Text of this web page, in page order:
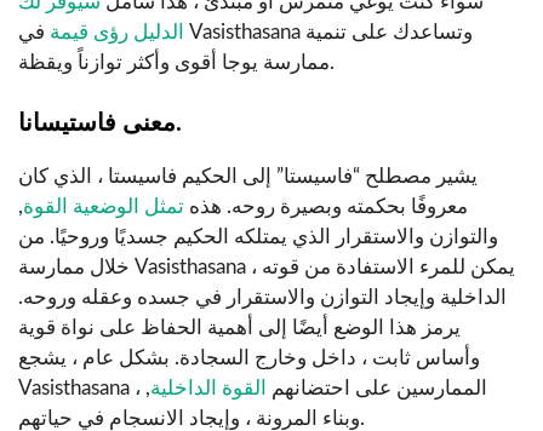
الدليل رؤى قيمة في Vasisthasana وتساعدك على تنمية
ممارسة يوجا أقوى وأكثر توازناً ويقظة.
معنى فاستيسانا.
يشير مصطلح “فاسيستا” إلى الحكيم فاسيستا ، الذي كان
معروفًا بحكمته وبصيرة روحه. هذه تمثل الوضعية القوة,
والتوازن والاستقرار الذي يمتلكه الحكيم جسديًا وروحيًا. من
خلال ممارسة Vasisthasana ، يمكن للمرء الاستفادة من قوته
الداخلية وإيجاد التوازن والاستقرار في جسده وعقله وروحه.
يرمز هذا الوضع أيضًا إلى أهمية الحفاظ على نواة قوية
وأساس ثابت ، داخل وخارج السجادة. بشكل عام ، يشجع
Vasisthasana الممارسين على احتضانهم
القوة الداخلية, ،
وبناء المرونة ، وإيجاد الانسجام في حياتهم.